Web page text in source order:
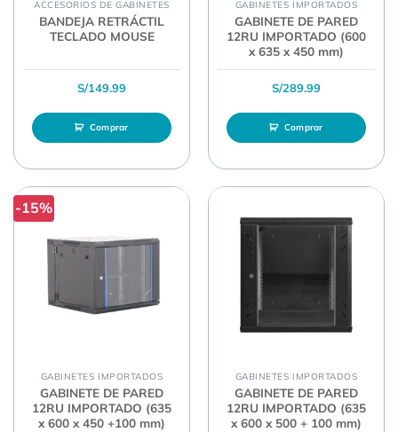
ACCESORIOS DE GABINETES
BANDEJA RETRÁCTIL
TECLADO MOUSE
S/149.99
Comprar
GABINETES IMPORTADOS
GABINETE DE PARED
12RU IMPORTADO (600
x 635 x 450 mm)
S/289.99
Comprar
-15%
GABINETES IMPORTADOS
GABINETE DE PARED
12RU IMPORTADO (635
x 600 x 450 +100 mm)
GABINETES IMPORTADOS
GABINETE DE PARED
12RU IMPORTADO (635
x 600 x 500 + 100 mm)